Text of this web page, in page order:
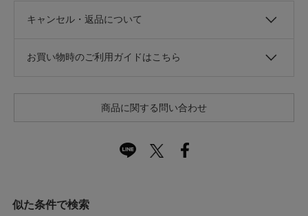
キャンセル・返品について
お買い物時のご利用ガイドはこちら
商品に関する問い合わせ
似た条件で検索